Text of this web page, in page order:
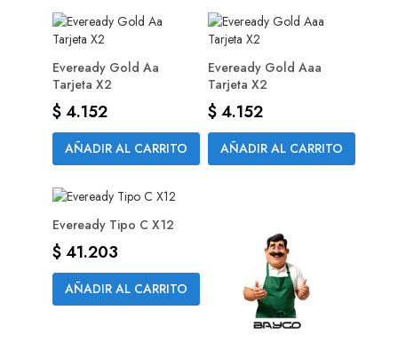
Eveready Gold Aa
Tarjeta X2
Precio
$ 4.152
AÑADIR AL CARRITO
Eveready Gold Aaa
Tarjeta X2
Precio
$ 4.152
AÑADIR AL CARRITO
Eveready Tipo C X12
Precio
$ 41.203
AÑADIR AL CARRITO